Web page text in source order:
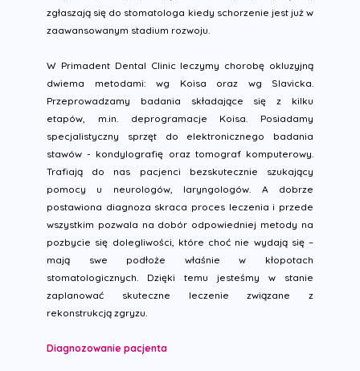
zgłaszają się do stomatologa kiedy schorzenie jest już w
zaawansowanym stadium rozwoju.
W Primadent Dental Clinic leczymy chorobę okluzyjną
dwiema metodami: wg Koisa oraz wg Slavicka.
Przeprowadzamy badania składające się z kilku
etapów, m.in. deprogramacje Koisa. Posiadamy
specjalistyczny sprzęt do elektronicznego badania
stawów - kondylografię oraz tomograf komputerowy.
Trafiają do nas pacjenci bezskutecznie szukający
pomocy u neurologów, laryngologów. A dobrze
postawiona diagnoza skraca proces leczenia i przede
wszystkim pozwala na dobór odpowiedniej metody na
pozbycie się dolegliwości, które choć nie wydają się –
mają swe podłoże właśnie w kłopotach
stomatologicznych. Dzięki temu jesteśmy w stanie
zaplanować skuteczne leczenie związane z
rekonstrukcją zgryzu.
Diagnozowanie pacjenta